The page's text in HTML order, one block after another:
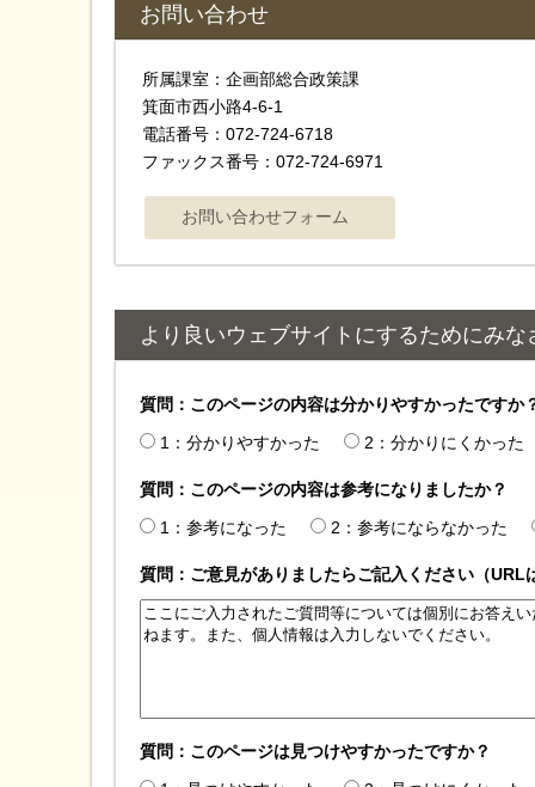
お問い合わせ
所属課室：企画部総合政策課
箕面市西小路4‐6‐1
電話番号：072-724-6718
ファックス番号：072-724-6971
より良いウェブサイトにするためにみ
質問：このページの内容は分かりやすかったですか
1：分かりやすかった
2：分かりにくかった
質問：このページの内容は参考になりましたか？
1：参考になった
2：参考にならなかった
質問：ご意見がありましたらご記入ください（URL
質問：このページは見つけやすかったですか？